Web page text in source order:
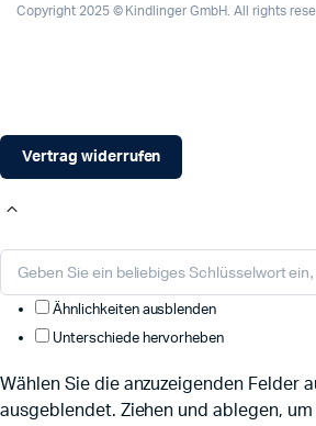
Copyright 2025 © Kindlinger GmbH. All rights
Vertrag widerrufen
Ähnlichkeiten ausblenden
Unterschiede hervorheben
Wählen Sie die anzuzeigenden Felder
ausgeblendet. Ziehen und ablegen,